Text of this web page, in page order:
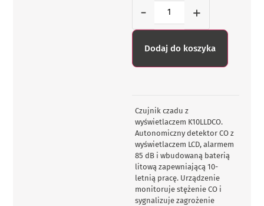
- +
Dodaj do koszyka
Czujnik czadu z
wyświetlaczem K10LLDCO.
Autonomiczny detektor CO z
wyświetlaczem LCD, alarmem
85 dB i wbudowaną baterią
litową zapewniającą 10-
letnią pracę. Urządzenie
monitoruje stężenie CO i
sygnalizuje zagrożenie